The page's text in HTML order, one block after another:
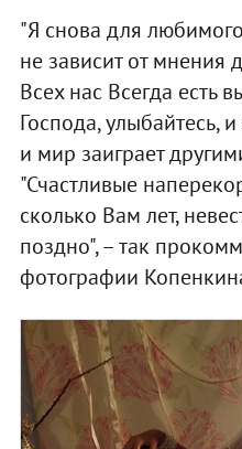
"Я снова для
не зависит от мнения
Всех нас Всегда есть
Господа, улыбайтесь,
и мир заиграет
"Счастливые
сколько Вам лет,
поздно", – так
фотографии